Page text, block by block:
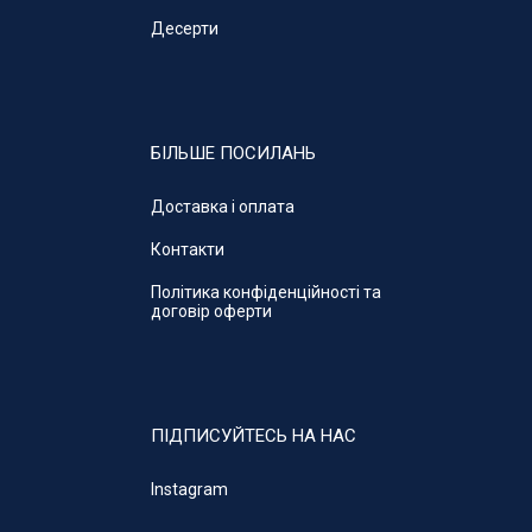
Десерти
БІЛЬШЕ ПОСИЛАНЬ
Доставка і оплата
Контакти
Політика конфіденційності та
договір оферти
ПІДПИСУЙТЕСЬ НА НАС
Instagram